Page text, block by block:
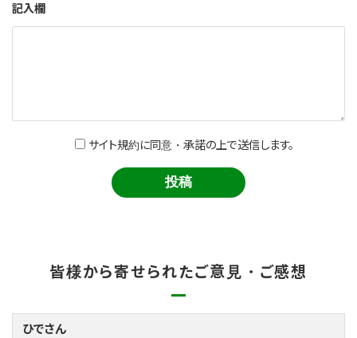
記入欄
サイト規約に同意・承諾の上で送信します。
皆様から寄せられたご意見・ご感想
ひでさん